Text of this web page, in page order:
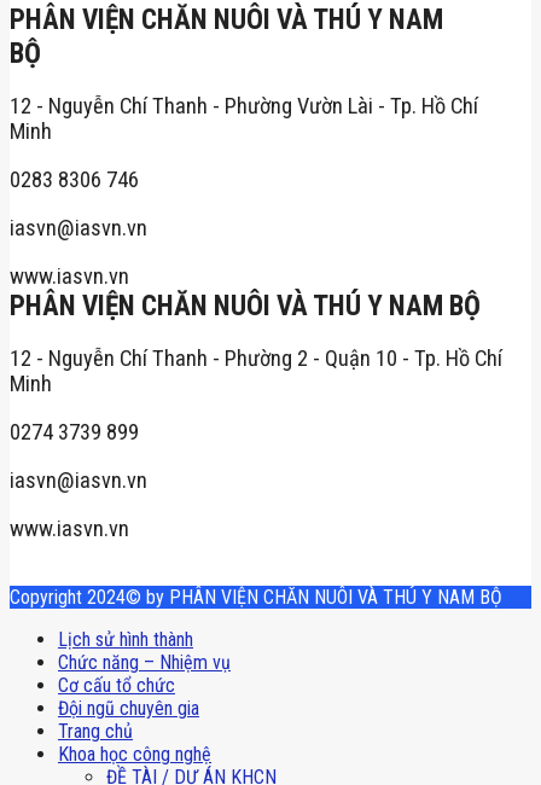
PHÂN VIỆN CHĂN NUÔI VÀ THÚ Y NAM
BỘ
12 - Nguyễn Chí Thanh - Phường Vườn Lài - Tp. Hồ Chí
Minh
0283 8306 746
iasvn@iasvn.vn
www.iasvn.vn
PHÂN VIỆN CHĂN NUÔI VÀ THÚ Y NAM BỘ
12 - Nguyễn Chí Thanh - Phường 2 - Quận 10 - Tp. Hồ Chí
Minh
0274 3739 899
iasvn@iasvn.vn
www.iasvn.vn
Copyright 2024© by PHÂN VIỆN CHĂN NUÔI VÀ THÚ Y NAM BỘ
Lịch sử hình thành
Chức năng – Nhiệm vụ
Cơ cấu tổ chức
Đội ngũ chuyên gia
Trang chủ
Khoa học công nghệ
ĐỀ TÀI / DỰ ÁN KHCN